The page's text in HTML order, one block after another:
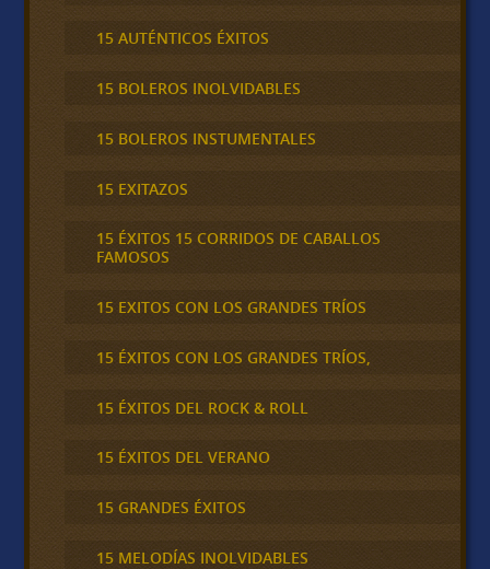
15 AUTÉNTICOS ÉXITOS
15 BOLEROS INOLVIDABLES
15 BOLEROS INSTUMENTALES
15 EXITAZOS
15 ÉXITOS 15 CORRIDOS DE CABALLOS
FAMOSOS
15 EXITOS CON LOS GRANDES TRÍOS
15 ÉXITOS CON LOS GRANDES TRÍOS,
15 ÉXITOS DEL ROCK & ROLL
15 ÉXITOS DEL VERANO
15 GRANDES ÉXITOS
15 MELODÍAS INOLVIDABLES